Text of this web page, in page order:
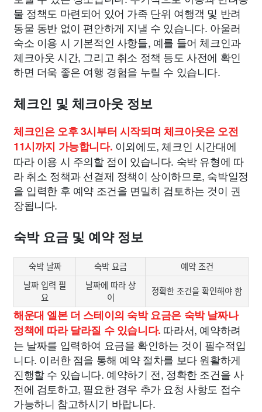
물 정책도 마련되어 있어 가족 단위 여행객 및 반려
동물 동반 없이 편안하게 지낼 수 있습니다. 아울러
숙소 이용 시 기본적인 사항들, 예를 들어 체크인과
체크아웃 시간, 그리고 취소 정책 등도 사전에 확인
하면 더욱 좋은 여행 경험을 누릴 수 있습니다.
체크인 및 체크아웃 정보
체크인은 오후 3시부터 시작되며 체크아웃은 오전
11시까지 가능합니다. 이외에도, 체크인 시간대에
따라 이용 시 주의할 점이 있습니다. 숙박 유형에 따
라 취소 정책과 선결제 정책이 상이하므로, 숙박일정
을 입력한 후 예약 조건을 면밀히 검토하는 것이 권
장됩니다.
숙박 요금 및 예약 정보
숙박 날짜 숙박 요금
예약 조건
날짜 입력 필
요
날짜에 따라 상
이
정확한 조건을 확인해야 함
해운대 엘본 더 스테이의 숙박 요금은 숙박 날짜나
정책에 따라 달라질 수 있습니다. 따라서, 예약하려
는 날짜를 입력하여 요금을 확인하는 것이 필수적입
니다. 이러한 점을 통해 예약 절차를 보다 원활하게
진행할 수 있습니다. 예약하기 전, 정확한 조건을 사
전에 검토하고, 필요한 경우 추가 요청 사항도 접수
가능하니 참고하시기 바랍니다.